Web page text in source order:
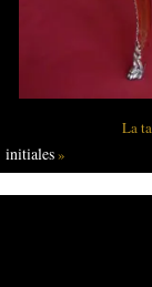
La
initiales»